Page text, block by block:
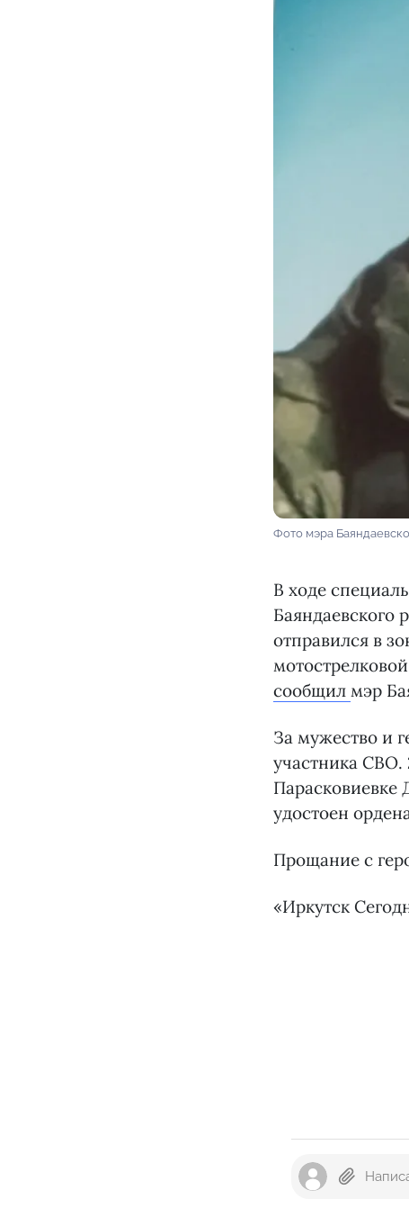
Фото мэра
В ходе
Баяндаевского
отправился в
сообщил мэр
За мужество и
участника СВО.
Парасковиевке
удостоен
Прощание с
«Иркутск